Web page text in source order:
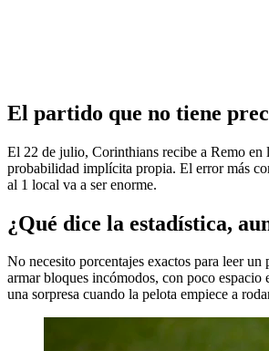
El partido que no tiene
El 22 de julio, Corinthians recibe a Remo en
probabilidad implícita propia. El error más
al 1 local va a ser enorme.
¿Qué dice la estadística,
No necesito porcentajes exactos para leer
armar bloques incómodos, con poco
una sorpresa cuando la pelota empiece a